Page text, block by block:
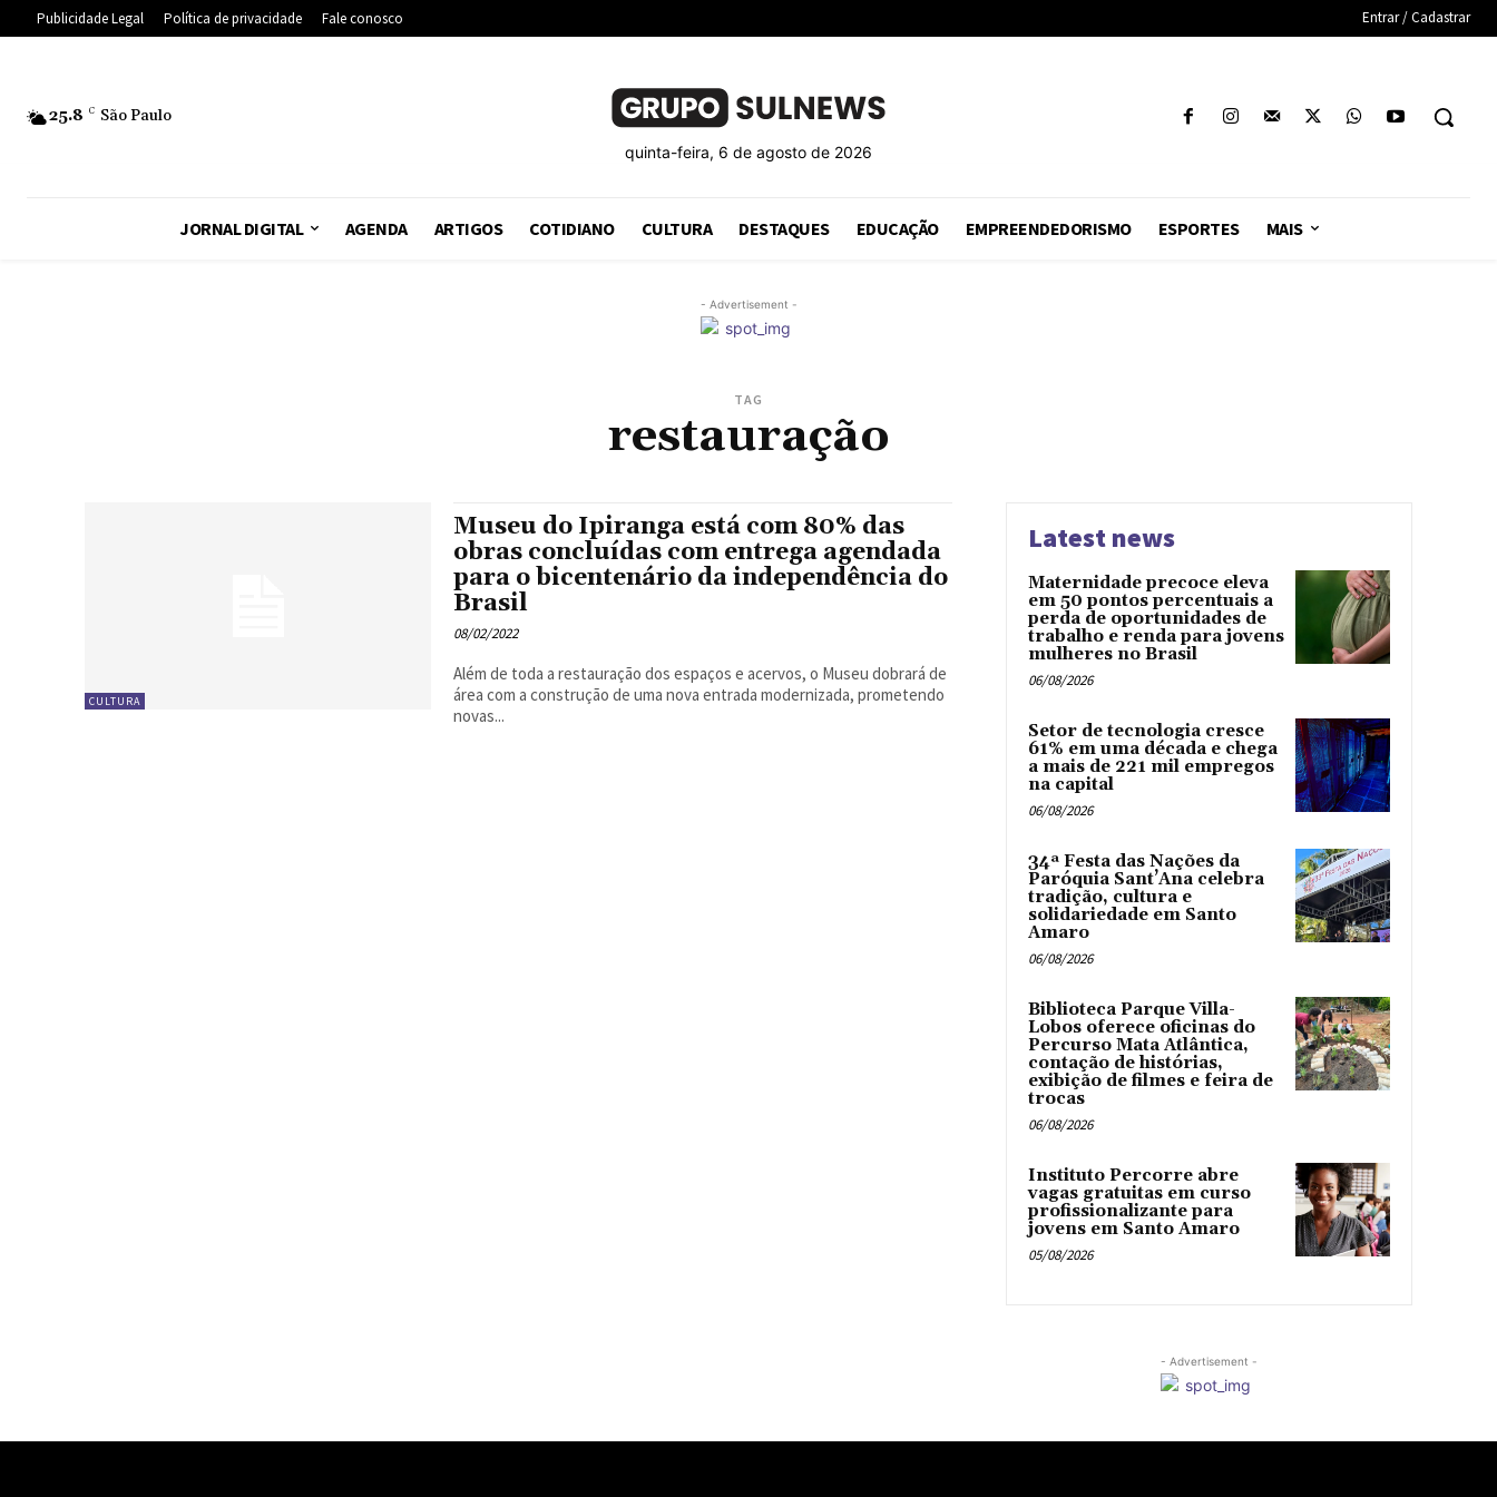
Publicidade Legal Política de privacidade Fale conosco Entrar / Cadastrar
25.8 C São Paulo
quinta-feira, 6 de agosto de 2026
JORNAL DIGITAL AGENDA ARTIGOS COTIDIANO CULTURA DESTAQUES EDUCAÇÃO EMPREENDEDORISMO ESPORTES MAIS
- Advertisement -
TAG
restauração
CULTURA
Museu do Ipiranga está com 80% das
obras concluídas com entrega agendada
para o bicentenário da independência do
Brasil
08/02/2022
Além de toda a restauração dos espaços e acervos, o Museu dobrará de
área com a construção de uma nova entrada modernizada, prometendo
novas...
Latest news
Maternidade precoce eleva
em 50 pontos percentuais a
perda de oportunidades de
trabalho e renda para jovens
mulheres no Brasil
06/08/2026
Setor de tecnologia cresce
61% em uma década e chega
a mais de 221 mil empregos
na capital
06/08/2026
34ª Festa das Nações da
Paróquia Sant’Ana celebra
tradição, cultura e
solidariedade em Santo
Amaro
06/08/2026
Biblioteca Parque Villa-
Lobos oferece oficinas do
Percurso Mata Atlântica,
contação de histórias,
exibição de filmes e feira de
trocas
06/08/2026
Instituto Percorre abre
vagas gratuitas em curso
profissionalizante para
jovens em Santo Amaro
05/08/2026
- Advertisement -